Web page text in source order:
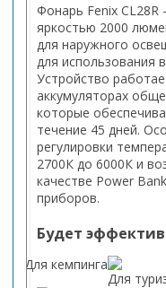
Фонарь Fenix ​​CL28R
яркостью 2000
для наружного
для использования
Устройство
аккумуляторах
которые
течение 45 дней.
регулировки
2700К до 6000К и
качестве Power
приборов.
Будет
Для кемпинга
Для